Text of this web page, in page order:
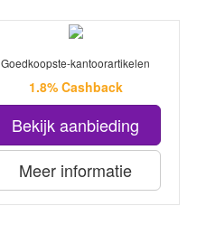
Goedkoopste-kantoorartikelen
1.8% Cashback
Bekijk aanbieding
Meer informatie